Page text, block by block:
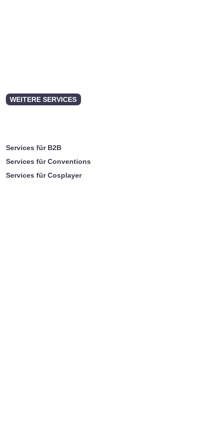
WEITERE SERVICES
Services für B2B
Services für Conventions
Services für Cosplayer